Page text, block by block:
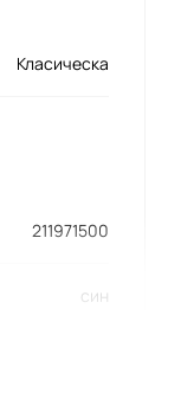
Класическа
211971500
син